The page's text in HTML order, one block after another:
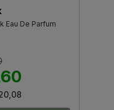
Eau De Parfum